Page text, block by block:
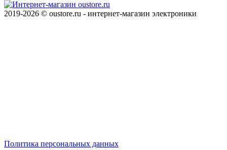
2019-2026 © oustore.ru - интернет-магазин электроники
Политика персональных данных